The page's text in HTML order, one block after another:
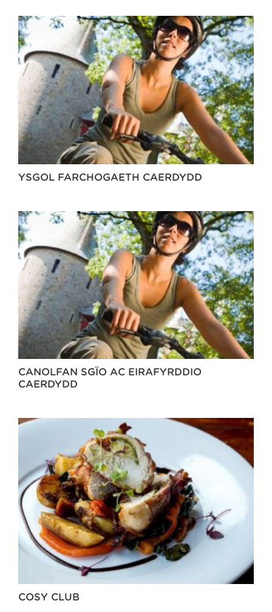
YSGOL FARCHOGAETH CAERDYDD
CANOLFAN SGÏO AC EIRAFYRDDIO
CAERDYDD
COSY CLUB